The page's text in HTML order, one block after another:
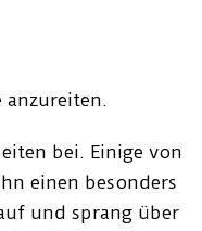
anzureiten.
bei. Einige von
einen besonders
und sprang über